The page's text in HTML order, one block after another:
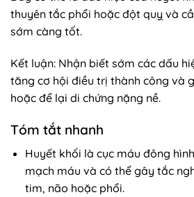
thuyên tắc phổi hoặc đột quỵ và
sớm càng tốt.
Kết luận: Nhận biết sớm các dấu
tăng cơ hội điều trị thành công và
hoặc để lại di chứng nặng nề.
Tóm tắt nhanh
Huyết khối là cục máu đông
mạch máu và có thể gây tắc
tim, não hoặc phổi.